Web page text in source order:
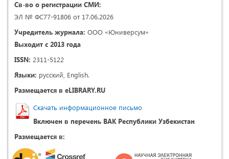
Св-во о регистрации СМИ:
ЭЛ № ФС77-91806 от 17.06.2026
Учредитель журнала: ООО «Юниверсум»
Выходит с 2013 года
ISSN: 2311-5122
Языки: русский, English.
Размещается в eLIBRARY.RU
Скачать информационное письмо
Включен в перечень ВАК Республики Узбекистан
Размещается в: